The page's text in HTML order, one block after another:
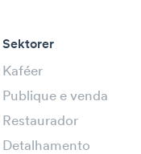
Sektorer
Kaféer
Publique e venda
Restaurador
Detalhamento